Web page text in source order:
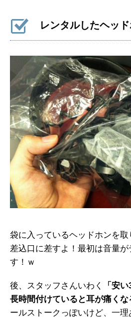
レンタルしたヘッ
袋に入っているヘッドホンを
差込口に差すよ！最初は音量
す！ｗ
後、スタッフさんいわく
「安
長時間付けていると耳が痛くな
ールストークっぽいけど、一